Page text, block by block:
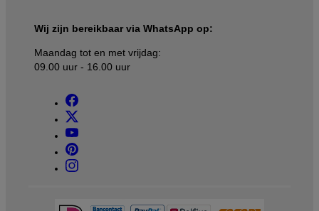
Wij zijn bereikbaar via WhatsApp op:
Maandag tot en met vrijdag:
09.00 uur - 16.00 uur